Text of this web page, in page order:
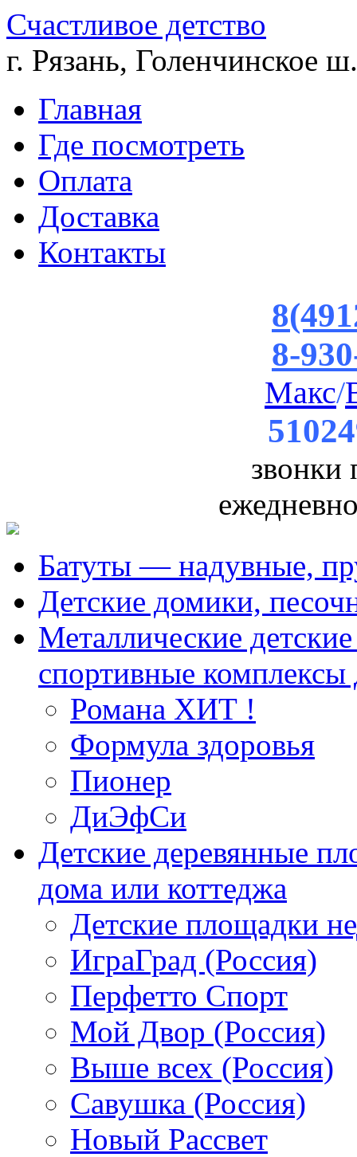
Счастливое детство
г. Рязань, Голенчинское
Главная
Где посмотреть
Оплата
Доставка
Контакты
8-
Макс/
звонки
Батуты — надувные,
Детские домики,
Металлические
спортивные комплексы
Романа ХИТ !
Формула здоровья
Пионер
ДиЭфСи
Детские деревянные
дома или коттеджа
Детские площадки
ИграГрад (Россия)
Перфетто Спорт
Мой Двор (Россия)
Выше всех (Россия)
Савушка (Россия)
Новый Рассвет